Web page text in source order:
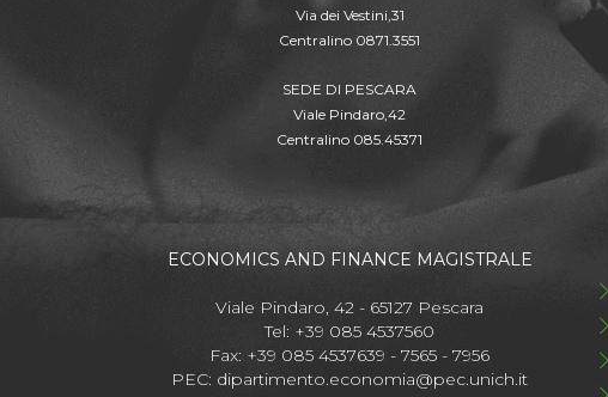
Via dei Vestini,31
Centralino 0871.3551
SEDE DI PESCARA
Viale Pindaro,42
Centralino 085.45371
ECONOMICS AND FINANCE MAGISTRALE
Viale Pindaro, 42 - 65127 Pescara
Tel: +39 085 4537560
Fax: +39 085 4537639 - 7565 - 7956
PEC: dipartimento.economia@pec.unich.it